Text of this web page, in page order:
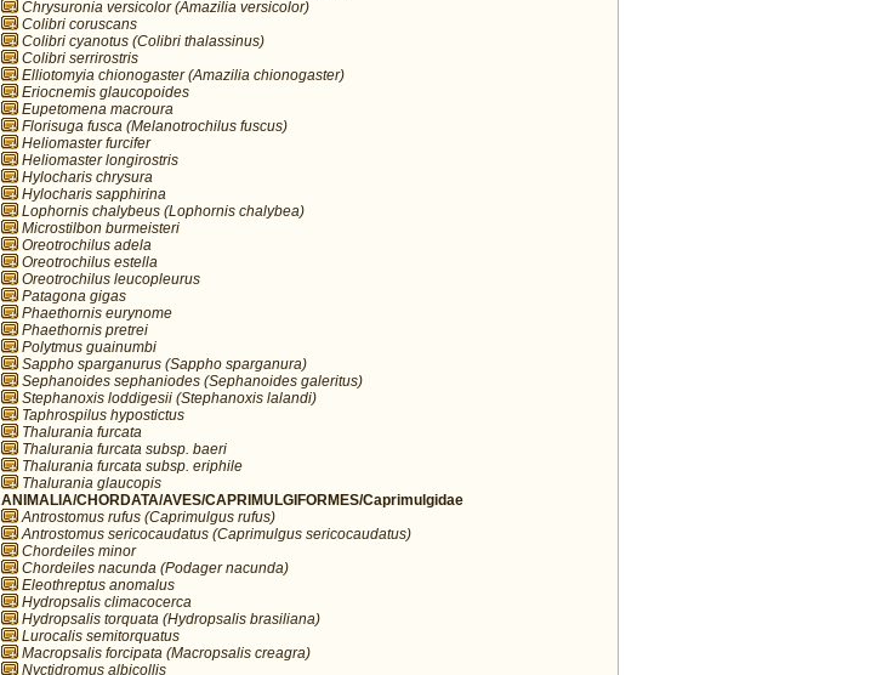
Chrysuronia versicolor (Amazilia versicolor)
Colibri coruscans
Colibri cyanotus (Colibri thalassinus)
Colibri serrirostris
Elliotomyia chionogaster (Amazilia chionogaster)
Eriocnemis glaucopoides
Eupetomena macroura
Florisuga fusca (Melanotrochilus fuscus)
Heliomaster furcifer
Heliomaster longirostris
Hylocharis chrysura
Hylocharis sapphirina
Lophornis chalybeus (Lophornis chalybea)
Microstilbon burmeisteri
Oreotrochilus adela
Oreotrochilus estella
Oreotrochilus leucopleurus
Patagona gigas
Phaethornis eurynome
Phaethornis pretrei
Polytmus guainumbi
Sappho sparganurus (Sappho sparganura)
Sephanoides sephaniodes (Sephanoides galeritus)
Stephanoxis loddigesii (Stephanoxis lalandi)
Taphrospilus hypostictus
Thalurania furcata
Thalurania furcata subsp. baeri
Thalurania furcata subsp. eriphile
Thalurania glaucopis
ANIMALIA/CHORDATA/AVES/CAPRIMULGIFORMES/Caprimulgidae
Antrostomus rufus (Caprimulgus rufus)
Antrostomus sericocaudatus (Caprimulgus sericocaudatus)
Chordeiles minor
Chordeiles nacunda (Podager nacunda)
Eleothreptus anomalus
Hydropsalis climacocerca
Hydropsalis torquata (Hydropsalis brasiliana)
Lurocalis semitorquatus
Macropsalis forcipata (Macropsalis creagra)
Nyctidromus albicollis